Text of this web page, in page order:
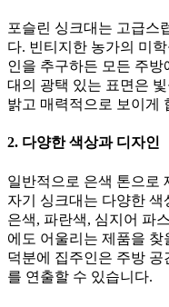
포슬린 싱크대는 고급스
다. 빈티지한 농가의 미
인을 추구하든 모든 주
대의 광택 있는 표면은
밝고 매력적으로 보이게
2. 다양한 색상과 디자인
일반적으로 은색 톤으로
자기 싱크대는 다양한
은색, 파란색, 심지어 파
에도 어울리는 제품을
덕분에 집주인은 주방 공
를 연출할 수 있습니다.